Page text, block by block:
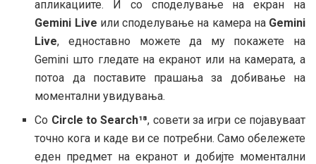
апликациите. И со споделување на екран на
Gemini Live или споделување на камера на Gemini
Live, едноставно можете да му покажете на
Gemini што гледате на екранот или на камерата, а
потоа да поставите прашања за добивање на
моментални увидувања.
Со Circle to Search¹⁸, совети за игри се појавуваат
точно кога и каде ви се потребни. Само обележете
еден предмет на екранот и добијте моментални